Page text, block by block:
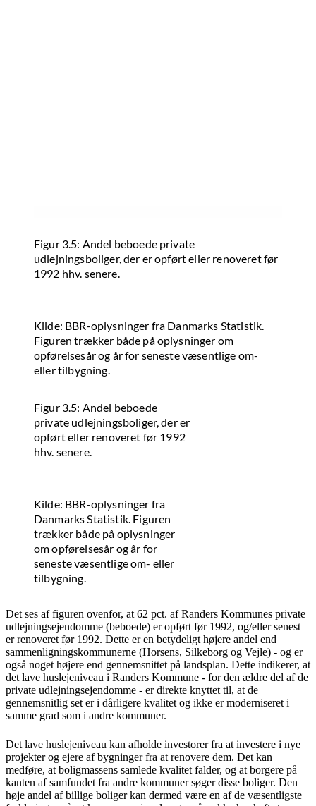
Figur 3.5: Andel beboede private
udlejningsboliger, der er opført eller renoveret før
1992 hhv. senere.
Kilde: BBR-oplysninger fra Danmarks Statistik.
Figuren trækker både på oplysninger om
opførelsesår og år for seneste væsentlige om-
eller tilbygning.
Figur 3.5: Andel beboede
private udlejningsboliger, der er
opført eller renoveret før 1992
hhv. senere.
Kilde: BBR-oplysninger fra
Danmarks Statistik. Figuren
trækker både på oplysninger
om opførelsesår og år for
seneste væsentlige om- eller
tilbygning.
Det ses af figuren ovenfor, at 62 pct. af Randers Kommunes private
udlejningsejendomme (beboede) er opført før 1992, og/eller senest
er renoveret før 1992. Dette er en betydeligt højere andel end
sammenligningskommunerne (Horsens, Silkeborg og Vejle) - og er
også noget højere end gennemsnittet på landsplan. Dette indikerer, at
det lave huslejeniveau i Randers Kommune - for den ældre del af de
private udlejningsejendomme - er direkte knyttet til, at de
gennemsnitlig set er i dårligere kvalitet og ikke er moderniseret i
samme grad som i andre kommuner.
Det lave huslejeniveau kan afholde investorer fra at investere i nye
projekter og ejere af bygninger fra at renovere dem. Det kan
medføre, at boligmassens samlede kvalitet falder, og at borgere på
kanten af samfundet fra andre kommuner søger disse boliger. Den
høje andel af billige boliger kan dermed være en af de væsentligste